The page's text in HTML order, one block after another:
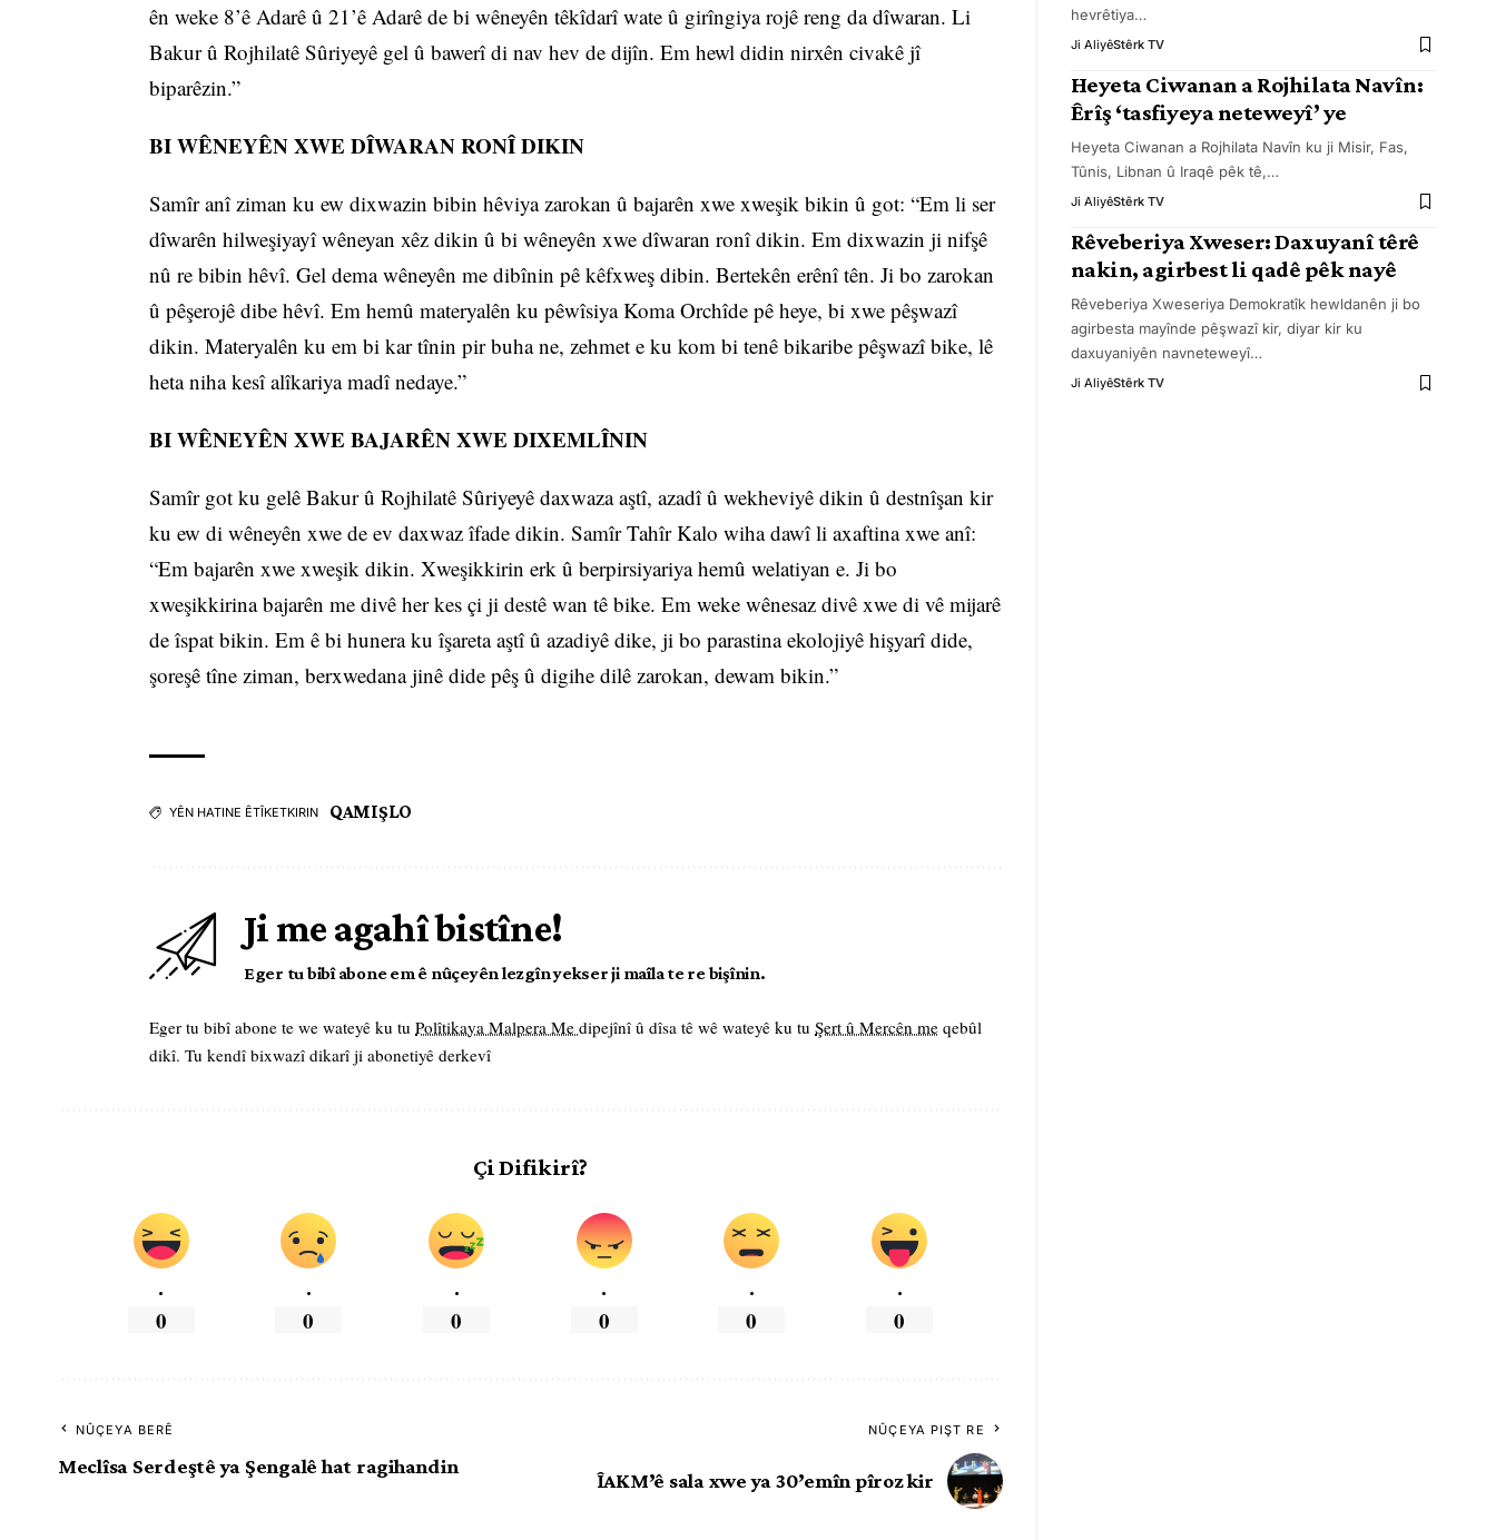
ên weke 8’ê Adarê û 21’ê Adarê de bi wêneyên têkîdarî wate û girîngiya rojê reng da dîwaran. Li
Bakur û Rojhilatê Sûriyeyê gel û bawerî di nav hev de dijîn. Em hewl didin nirxên civakê jî
biparêzin.”
BI WÊNEYÊN XWE DÎWARAN RONÎ DIKIN
Samîr anî ziman ku ew dixwazin bibin hêviya zarokan û bajarên xwe xweşik bikin û got: “Em li ser
dîwarên hilweşiyayî wêneyan xêz dikin û bi wêneyên xwe dîwaran ronî dikin. Em dixwazin ji nifşê
nû re bibin hêvî. Gel dema wêneyên me dibînin pê kêfxweş dibin. Bertekên erênî tên. Ji bo zarokan
û pêşerojê dibe hêvî. Em hemû materyalên ku pêwîsiya Koma Orchîde pê heye, bi xwe pêşwazî
dikin. Materyalên ku em bi kar tînin pir buha ne, zehmet e ku kom bi tenê bikaribe pêşwazî bike, lê
heta niha kesî alîkariya madî nedaye.”
BI WÊNEYÊN XWE BAJARÊN XWE DIXEMLÎNIN
Samîr got ku gelê Bakur û Rojhilatê Sûriyeyê daxwaza aştî, azadî û wekheviyê dikin û destnîşan kir
ku ew di wêneyên xwe de ev daxwaz îfade dikin. Samîr Tahîr Kalo wiha dawî li axaftina xwe anî:
“Em bajarên xwe xweşik dikin. Xweşikkirin erk û berpirsiyariya hemû welatiyan e. Ji bo
xweşikkirina bajarên me divê her kes çi ji destê wan tê bike. Em weke wênesaz divê xwe di vê mijarê
de îspat bikin. Em ê bi hunera ku îşareta aştî û azadiyê dike, ji bo parastina ekolojiyê hişyarî dide,
şoreşê tîne ziman, berxwedana jinê dide pêş û digihe dilê zarokan, dewam bikin.”
YÊN HATINE ÊTÎKETKIRIN QAMIŞLO
Ji me agahî bistîne!
Eger tu bibî abone em ê nûçeyên lezgîn yekser ji maîla te re bişînin.
Eger tu bibî abone te we wateyê ku tu Polîtikaya Malpera Me dipejînî û dîsa tê wê wateyê ku tu Şert û Mercên me qebûl
dikî. Tu kendî bixwazî dikarî ji abonetiyê derkevî
Çi Difikirî?
.
0
.
0
.
0
.
0
.
0
.
0
NÛÇEYA BERÊ
Meclîsa Serdeştê ya Şengalê hat ragihandin
NÛÇEYA PIŞT RE
ÎAKM’ê sala xwe ya 30’emîn pîroz kir
hevrêtiya…
Ji AliyêStêrk TV
Heyeta Ciwanan a Rojhilata Navîn:
Êrîş ‘tasfiyeya neteweyî’ ye
Heyeta Ciwanan a Rojhilata Navîn ku ji Misir, Fas,
Tûnis, Libnan û Iraqê pêk tê,…
Ji AliyêStêrk TV
Rêveberiya Xweser: Daxuyanî têrê
nakin, agirbest li qadê pêk nayê
Rêveberiya Xweseriya Demokratîk hewldanên ji bo
agirbesta mayînde pêşwazî kir, diyar kir ku
daxuyaniyên navneteweyî…
Ji AliyêStêrk TV